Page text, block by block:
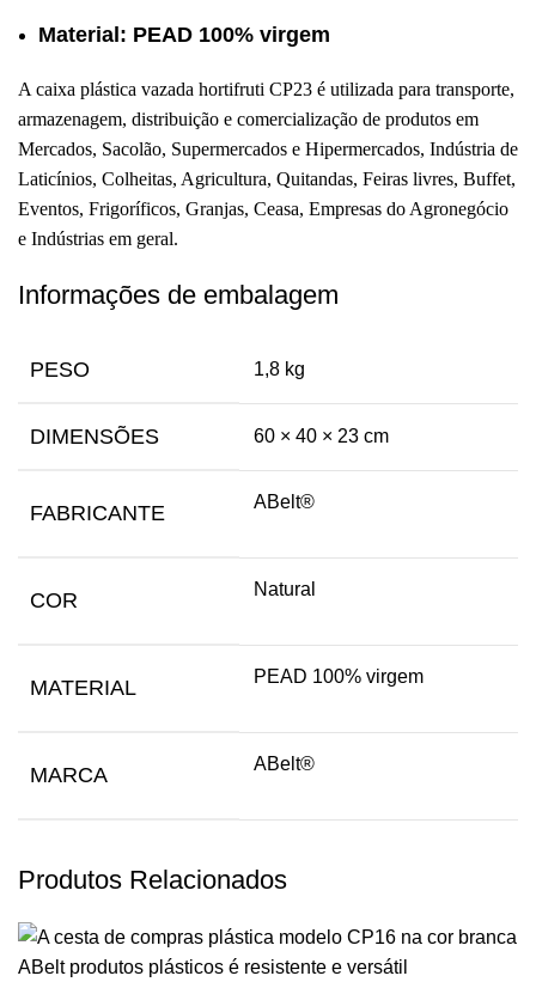
Material: PEAD 100% virgem
A caixa plástica vazada hortifruti CP23 é utilizada para transporte,
armazenagem, distribuição e comercialização de produtos em
Mercados, Sacolão, Supermercados e Hipermercados, Indústria de
Laticínios, Colheitas, Agricultura, Quitandas, Feiras livres, Buffet,
Eventos, Frigoríficos, Granjas, Ceasa, Empresas do Agronegócio
e Indústrias em geral.
Informações de embalagem
PESO 1,8 kg
DIMENSÕES 60 × 40 × 23 cm
FABRICANTE ABelt®
COR Natural
MATERIAL PEAD 100% virgem
MARCA ABelt®
Produtos Relacionados